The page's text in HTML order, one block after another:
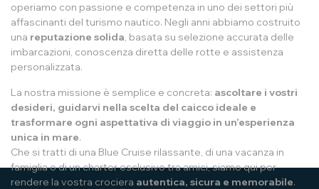
operiamo con passione e competenza in uno dei settori più
affascinanti del turismo nautico. Negli anni abbiamo costruito
una reputazione solida, basata su selezione accurata delle
imbarcazioni, conoscenza diretta delle rotte e assistenza
personalizzata.
La nostra missione è semplice e concreta: ascoltare i vostri
desideri, guidarvi nella scelta del caicco ideale e
trasformare ogni aspettativa di viaggio in un’esperienza
unica in mare.
Che si tratti di una Blue Cruise rilassante, di una vacanza in
famiglia o di un charter esclusivo tra amici, siamo qui per
rendere la vostra crociera autentica, sicura e memorabile.